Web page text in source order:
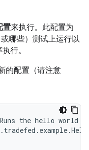
置来执行。此配置为
哪些）测试上运行以
行。
的配置（请注意
the hello world